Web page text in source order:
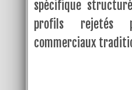
spécifique
profils rejetés
commerciaux